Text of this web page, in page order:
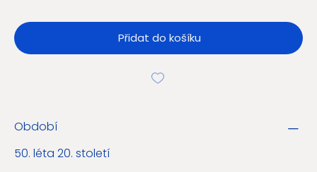
Přidat do košíku
Období
50. léta 20. století